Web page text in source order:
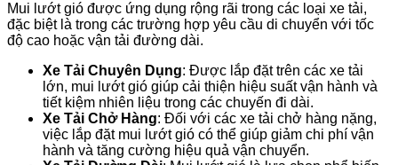
Mui lướt gió được ứng dụng rộng rãi trong các loại xe tải,
đặc biệt là trong các trường hợp yêu cầu di chuyển với tốc
độ cao hoặc vận tải đường dài.
Xe Tải Chuyên Dụng: Được lắp đặt trên các xe tải
lớn, mui lướt gió giúp cải thiện hiệu suất vận hành và
tiết kiệm nhiên liệu trong các chuyến đi dài.
Xe Tải Chở Hàng: Đối với các xe tải chở hàng nặng,
việc lắp đặt mui lướt gió có thể giúp giảm chi phí vận
hành và tăng cường hiệu quả vận chuyển.